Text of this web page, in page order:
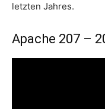
letzten Jahres.
Apache 207 –